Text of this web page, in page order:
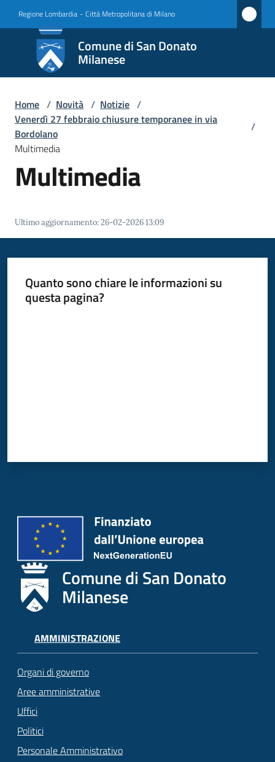
Regione Lombardia - Città Metropolitana di Milano
Comune di San Donato
Milanese
Comune
di San
Donato
Milanese
Amministrazione
Novità
Servizi
Donato
Milanese
Home / Novità / Notizie /
Venerdì 27 febbraio chiusure temporanee in via
Bordolano
/
Multimedia
Multimedia
Ultimo aggiornamento:26-02-2026 13:09
Quanto sono chiare le informazioni su
questa pagina?
Comune di San Donato
Milanese
AMMINISTRAZIONE
Organi di governo
Aree amministrative
Uffici
Politici
Personale Amministrativo